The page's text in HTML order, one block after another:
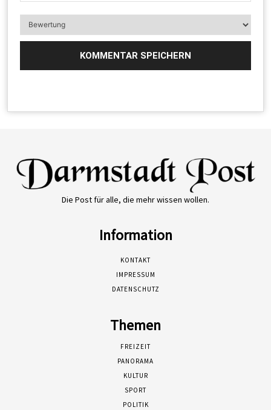
Die Post für alle, die mehr wissen wollen.
Information
KONTAKT
IMPRESSUM
DATENSCHUTZ
Themen
FREIZEIT
PANORAMA
KULTUR
SPORT
POLITIK